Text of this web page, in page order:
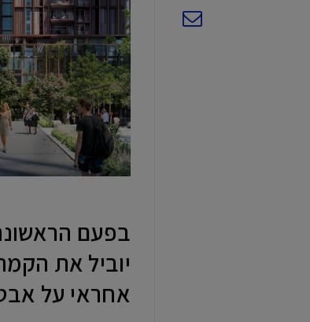
בפעם
יוביל את
אחראי על